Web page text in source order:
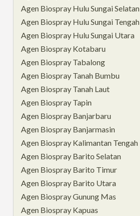
Agen Biospray Hulu Sungai Selatan
Agen Biospray Hulu Sungai Tengah
Agen Biospray Hulu Sungai Utara
Agen Biospray Kotabaru
Agen Biospray Tabalong
Agen Biospray Tanah Bumbu
Agen Biospray Tanah Laut
Agen Biospray Tapin
Agen Biospray Banjarbaru
Agen Biospray Banjarmasin
Agen Biospray Kalimantan Tengah
Agen Biospray Barito Selatan
Agen Biospray Barito Timur
Agen Biospray Barito Utara
Agen Biospray Gunung Mas
Agen Biospray Kapuas